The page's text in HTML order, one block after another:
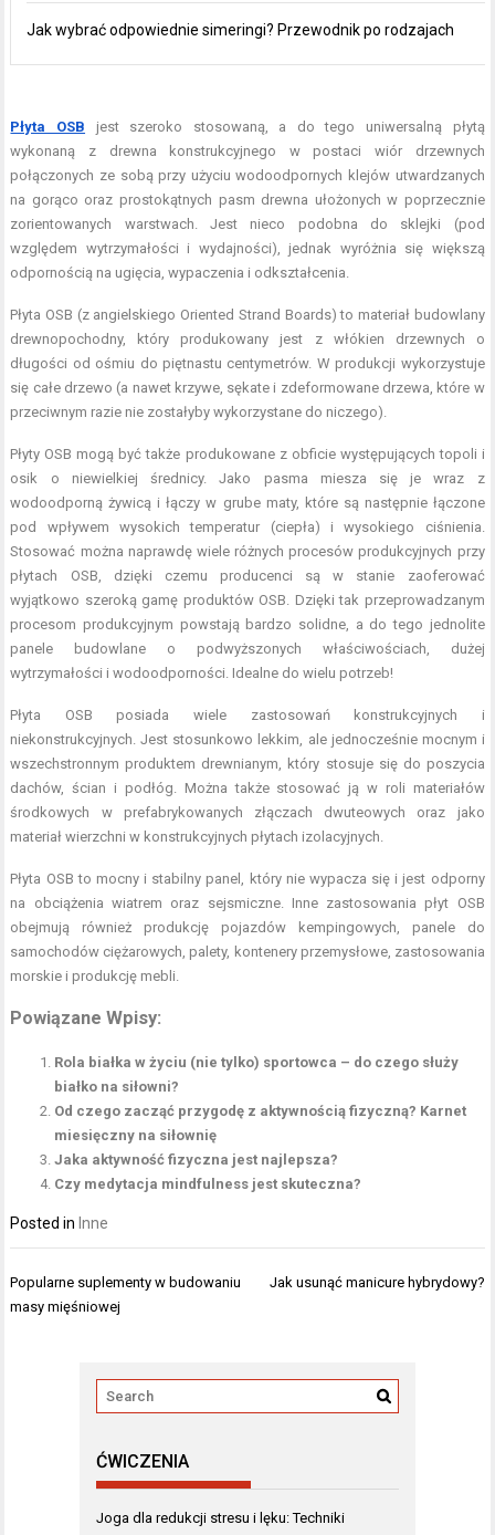
Jak wybrać odpowiednie simeringi? Przewodnik po rodzajach
Płyta OSB jest szeroko stosowaną, a do tego uniwersalną płytą
wykonaną z drewna konstrukcyjnego w postaci wiór drzewnych
połączonych ze sobą przy użyciu wodoodpornych klejów utwardzanych
na gorąco oraz prostokątnych pasm drewna ułożonych w poprzecznie
zorientowanych warstwach. Jest nieco podobna do sklejki (pod
względem wytrzymałości i wydajności), jednak wyróżnia się większą
odpornością na ugięcia, wypaczenia i odkształcenia.
Płyta OSB (z angielskiego Oriented Strand Boards) to materiał budowlany
drewnopochodny, który produkowany jest z włókien drzewnych o
długości od ośmiu do piętnastu centymetrów. W produkcji wykorzystuje
się całe drzewo (a nawet krzywe, sękate i zdeformowane drzewa, które w
przeciwnym razie nie zostałyby wykorzystane do niczego).
Płyty OSB mogą być także produkowane z obficie występujących topoli i
osik o niewielkiej średnicy. Jako pasma miesza się je wraz z
wodoodporną żywicą i łączy w grube maty, które są następnie łączone
pod wpływem wysokich temperatur (ciepła) i wysokiego ciśnienia.
Stosować można naprawdę wiele różnych procesów produkcyjnych przy
płytach OSB, dzięki czemu producenci są w stanie zaoferować
wyjątkowo szeroką gamę produktów OSB. Dzięki tak przeprowadzanym
procesom produkcyjnym powstają bardzo solidne, a do tego jednolite
panele budowlane o podwyższonych właściwościach, dużej
wytrzymałości i wodoodporności. Idealne do wielu potrzeb!
Płyta OSB posiada wiele zastosowań konstrukcyjnych i
niekonstrukcyjnych. Jest stosunkowo lekkim, ale jednocześnie mocnym i
wszechstronnym produktem drewnianym, który stosuje się do poszycia
dachów, ścian i podłóg. Można także stosować ją w roli materiałów
środkowych w prefabrykowanych złączach dwuteowych oraz jako
materiał wierzchni w konstrukcyjnych płytach izolacyjnych.
Płyta OSB to mocny i stabilny panel, który nie wypacza się i jest odporny
na obciążenia wiatrem oraz sejsmiczne. Inne zastosowania płyt OSB
obejmują również produkcję pojazdów kempingowych, panele do
samochodów ciężarowych, palety, kontenery przemysłowe, zastosowania
morskie i produkcję mebli.
Powiązane Wpisy:
Rola białka w życiu (nie tylko) sportowca – do czego służy
białko na siłowni?
Od czego zacząć przygodę z aktywnością fizyczną? Karnet
miesięczny na siłownię
Jaka aktywność fizyczna jest najlepsza?
Czy medytacja mindfulness jest skuteczna?
Posted in Inne
Nawigacja
wpisu
Popularne suplementy w budowaniu
masy mięśniowej
Jak usunąć manicure hybrydowy?
ĆWICZENIA
Joga dla redukcji stresu i lęku: Techniki